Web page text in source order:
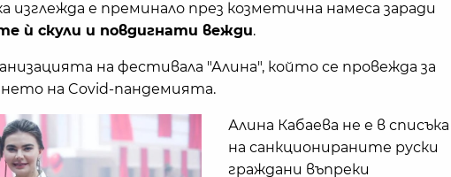
изглежда е преминало през козметична намеса заради
ѝ скули и повдигнати вежди.
на фестивала "Алина", който се провежда за
на Covid-пандемията.
Алина Кабаева не е в списъка
на санкционираните руски
граждани въпреки